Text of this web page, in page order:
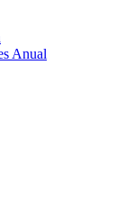
Anual